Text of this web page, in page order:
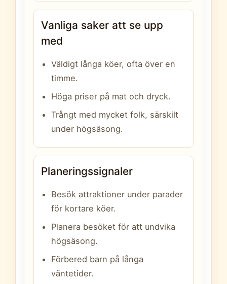
Vanliga saker att se upp
med
Väldigt långa köer, ofta över en
timme.
Höga priser på mat och dryck.
Trångt med mycket folk, särskilt
under högsäsong.
Planeringssignaler
Besök attraktioner under parader
för kortare köer.
Planera besöket för att undvika
högsäsong.
Förbered barn på långa
väntetider.